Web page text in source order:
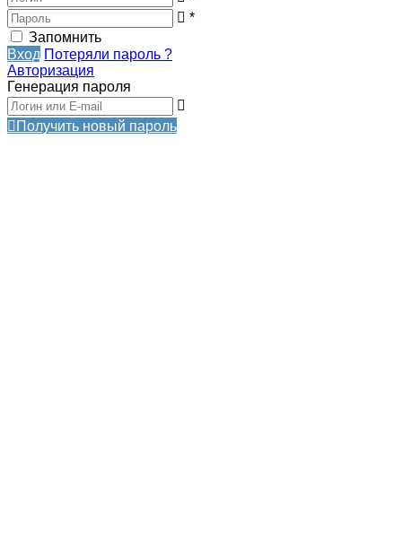
*
Запомнить
Вход Потеряли пароль ?
Авторизация
Генерация пароля
Получить новый пароль